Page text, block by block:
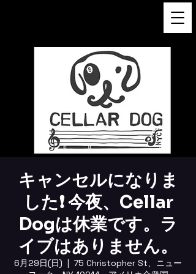
キャンセルになりま
した❗️ 今夜、Cellar
Dogは休業です。ラ
イブはありません。
6月29日(日)
  |
75 Christopher St、ニュー